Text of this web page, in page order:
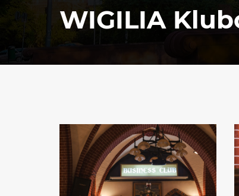
WIGILIA